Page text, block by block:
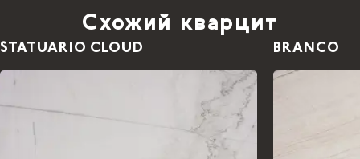
Схожий кварцит
STATUARIO CLOUD BRANCO